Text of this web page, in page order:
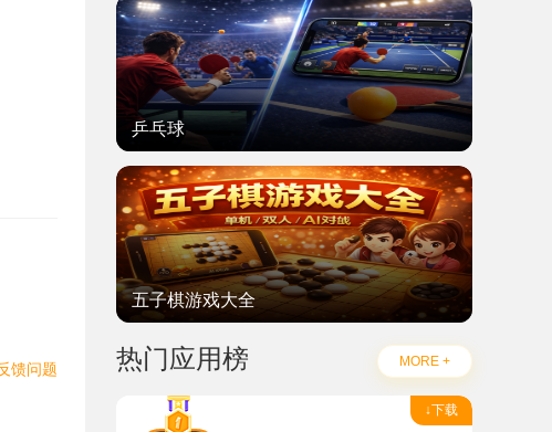
馈问题
乒乓球
五子棋游戏大全
热门应用榜 MORE +
↓下载